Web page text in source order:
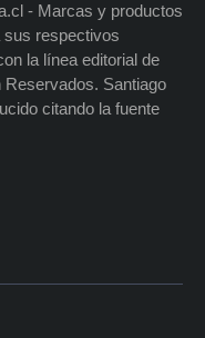
- Marcas y productos
sus respectivos
la línea editorial de
Santiago
citando la fuente